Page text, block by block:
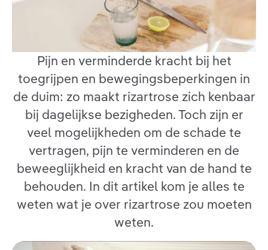
Pijn en verminderde kracht bij het
toegrijpen en bewegingsbeperkingen in
de duim: zo maakt rizartrose zich kenbaar
bij dagelijkse bezigheden. Toch zijn er
veel mogelijkheden om de schade te
vertragen, pijn te verminderen en de
beweeglijkheid en kracht van de hand te
behouden. In dit artikel kom je alles te
weten wat je over rizartrose zou moeten
weten.